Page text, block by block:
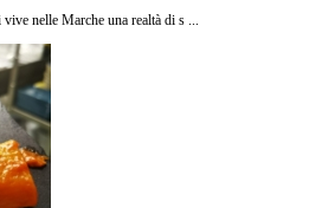
nelle Marche una realtà di s ...